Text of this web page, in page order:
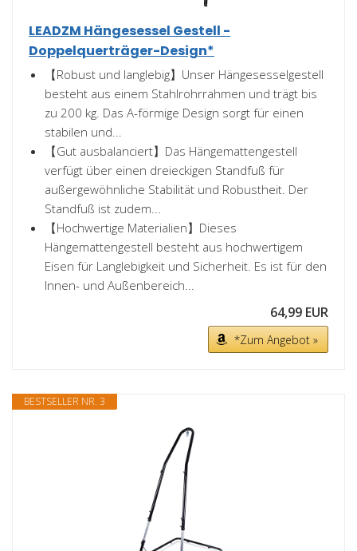
LEADZM Hängesessel Gestell -
Doppelquerträger-Design*
【Robust und langlebig】Unser Hängesesselgestell
besteht aus einem Stahlrohrrahmen und trägt bis
zu 200 kg. Das A-förmige Design sorgt für einen
stabilen und...
【Gut ausbalanciert】Das Hängemattengestell
verfügt über einen dreieckigen Standfuß für
außergewöhnliche Stabilität und Robustheit. Der
Standfuß ist zudem...
【Hochwertige Materialien】Dieses
Hängemattengestell besteht aus hochwertigem
Eisen für Langlebigkeit und Sicherheit. Es ist für den
Innen- und Außenbereich...
64,99 EUR
*Zum Angebot »
BESTSELLER NR. 3